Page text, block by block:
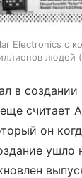
Electronics с
людей
в
считает
он
ушло